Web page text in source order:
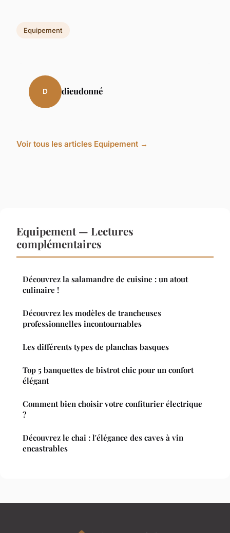
Equipement
D dieudonné
Voir tous les articles Equipement →
Equipement — Lectures
complémentaires
Découvrez la salamandre de cuisine : un atout
culinaire !
Découvrez les modèles de trancheuses
professionnelles incontournables
Les différents types de planchas basques
Top 5 banquettes de bistrot chic pour un confort
élégant
Comment bien choisir votre confiturier électrique
?
Découvrez le chai : l'élégance des caves à vin
encastrables